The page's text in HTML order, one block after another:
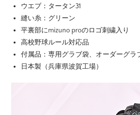
ウエブ：タータン31
縫い糸：グリーン
平裏部にmizuno proのロゴ刺繍入り
高校野球ルール対応品
付属品：専用グラブ袋、オーダーグラ
日本製（兵庫県波賀工場）